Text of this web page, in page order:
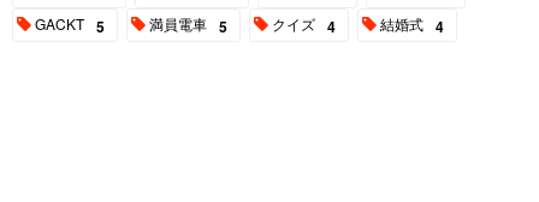
GACKT 5 満員電車 5 クイズ 4 結婚式 4